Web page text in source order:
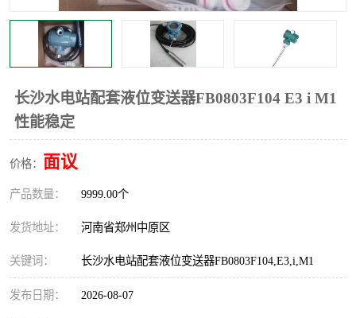
长沙水电站配套液位变送器FB0803F104 E3 i M1
性能稳定
价格： 面议
产品数量： 9999.00个
发货地址： 河南省郑州中原区
关键词： 长沙水电站配套液位变送器FB0803F104,E3,i,M1
发布日期： 2026-08-07